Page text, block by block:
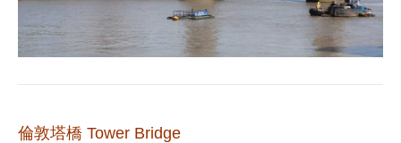
倫敦塔橋 Tower Bridge